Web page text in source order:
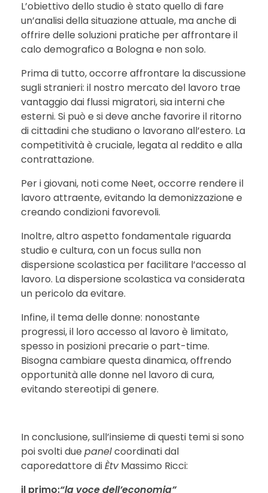
L’obiettivo dello studio è stato quello di fare
un’analisi della situazione attuale, ma anche di
offrire delle soluzioni pratiche per affrontare il
calo demografico a Bologna e non solo.
Prima di tutto, occorre affrontare la discussione
sugli stranieri: il nostro mercato del lavoro trae
vantaggio dai flussi migratori, sia interni che
esterni. Si può e si deve anche favorire il ritorno
di cittadini che studiano o lavorano all’estero. La
competitività è cruciale, legata al reddito e alla
contrattazione.
Per i giovani, noti come Neet, occorre rendere il
lavoro attraente, evitando la demonizzazione e
creando condizioni favorevoli.
Inoltre, altro aspetto fondamentale riguarda
studio e cultura, con un focus sulla non
dispersione scolastica per facilitare l’accesso al
lavoro. La dispersione scolastica va considerata
un pericolo da evitare.
Infine, il tema delle donne: nonostante
progressi, il loro accesso al lavoro è limitato,
spesso in posizioni precarie o part-time.
Bisogna cambiare questa dinamica, offrendo
opportunità alle donne nel lavoro di cura,
evitando stereotipi di genere.
In conclusione, sull’insieme di questi temi si sono
poi svolti due panelcoordinati dal
caporedattore diÈtvMassimo Ricci:
il primo:“la voce dell’economia”